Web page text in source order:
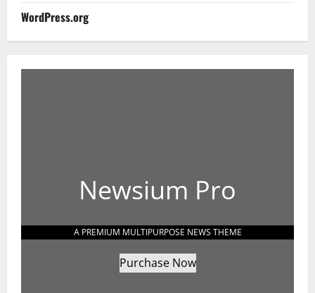
WordPress.org
Newsium Pro
A PREMIUM MULTIPURPOSE NEWS THEME
Purchase Now